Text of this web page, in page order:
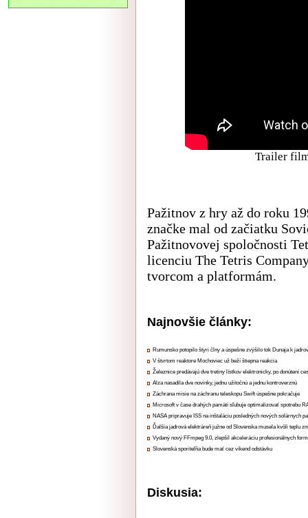
Trailer
Pažitnov z hry až do roku
značke mal od začiatku
Pažitnovovej spoločnosti
licenciu The Tetris
tvorcom a platformám.
Najnovšie články:
Rumunsko potopilo štyri člny a úspešne zvýšilo tok Dunaja k
V štvrtom reaktore Mochoviec už beží štiepna reakcia
Železnice predávajú dve tretiny lístkov elektronicky, po donútení
Alza nasadila dve novinky, jednu užitočnú a jednu kontroverznú
Záchrana misie na záchranu teleskopu Swift úspešne pokračuje
Microsoft v čase drahých pamätí sľubuje optimalizovať spotrebu
NASA pripravuje ISS na inštaláciu posledných nových solárnych
Ďalšia jadrová elektráreň južne od Slovenska musela kvôli teplu
Vydaný nový FFmpeg 9.0, zlepšil akceleráciu profesionálnych
Slovenská sporiteľňa bude mať cez víkend odstávku
Diskusia: